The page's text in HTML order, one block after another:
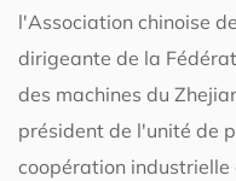
l'Association chinoise
dirigeante de la
des machines du
président de l'unité de
coopération